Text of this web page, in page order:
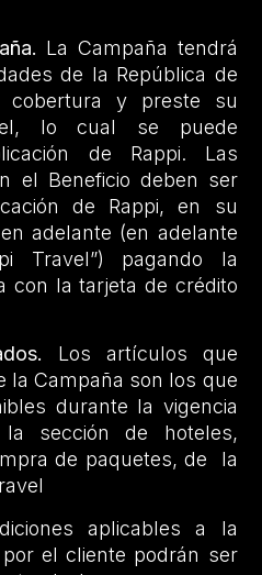
La Campaña tendrá
de la República de
cobertura y preste su
lo cual se puede
de Rappi. Las
el Beneficio deben ser
de Rappi, en su
adelante (en adelante
Travel”) pagando la
con la tarjeta de crédito
Los artículos que
la Campaña son los que
durante la vigencia
sección de hoteles,
de paquetes, de la
aplicables a la
el cliente podrán ser